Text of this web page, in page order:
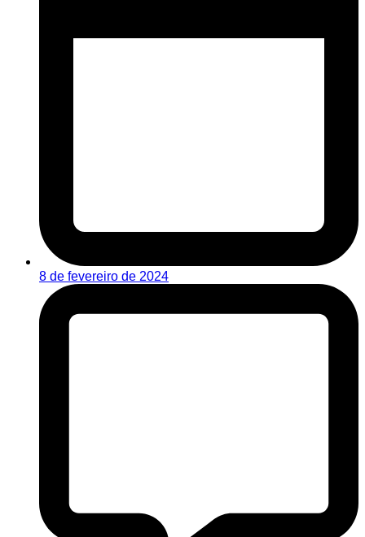
8 de fevereiro de 2024